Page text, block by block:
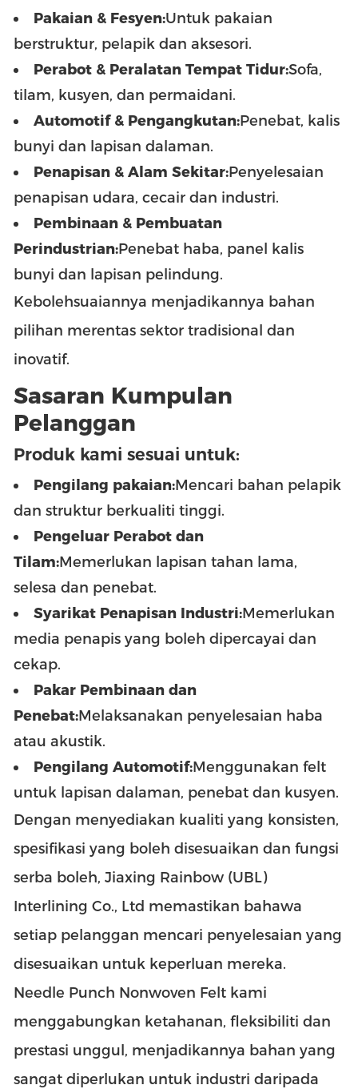
Pakaian & Fesyen:Untuk pakaian
berstruktur, pelapik dan aksesori.
Perabot & Peralatan Tempat Tidur:Sofa,
tilam, kusyen, dan permaidani.
Automotif & Pengangkutan:Penebat, kalis
bunyi dan lapisan dalaman.
Penapisan & Alam Sekitar:Penyelesaian
penapisan udara, cecair dan industri.
Pembinaan & Pembuatan
Perindustrian:Penebat haba, panel kalis
bunyi dan lapisan pelindung.
Kebolehsuaiannya menjadikannya bahan
pilihan merentas sektor tradisional dan
inovatif.
Sasaran Kumpulan
Pelanggan
Produk kami sesuai untuk:
Pengilang pakaian:Mencari bahan pelapik
dan struktur berkualiti tinggi.
Pengeluar Perabot dan
Tilam:Memerlukan lapisan tahan lama,
selesa dan penebat.
Syarikat Penapisan Industri:Memerlukan
media penapis yang boleh dipercayai dan
cekap.
Pakar Pembinaan dan
Penebat:Melaksanakan penyelesaian haba
atau akustik.
Pengilang Automotif:Menggunakan felt
untuk lapisan dalaman, penebat dan kusyen.
Dengan menyediakan kualiti yang konsisten,
spesifikasi yang boleh disesuaikan dan fungsi
serba boleh, Jiaxing Rainbow (UBL)
Interlining Co., Ltd memastikan bahawa
setiap pelanggan mencari penyelesaian yang
disesuaikan untuk keperluan mereka.
Needle Punch Nonwoven Felt kami
menggabungkan ketahanan, fleksibiliti dan
prestasi unggul, menjadikannya bahan yang
sangat diperlukan untuk industri daripada